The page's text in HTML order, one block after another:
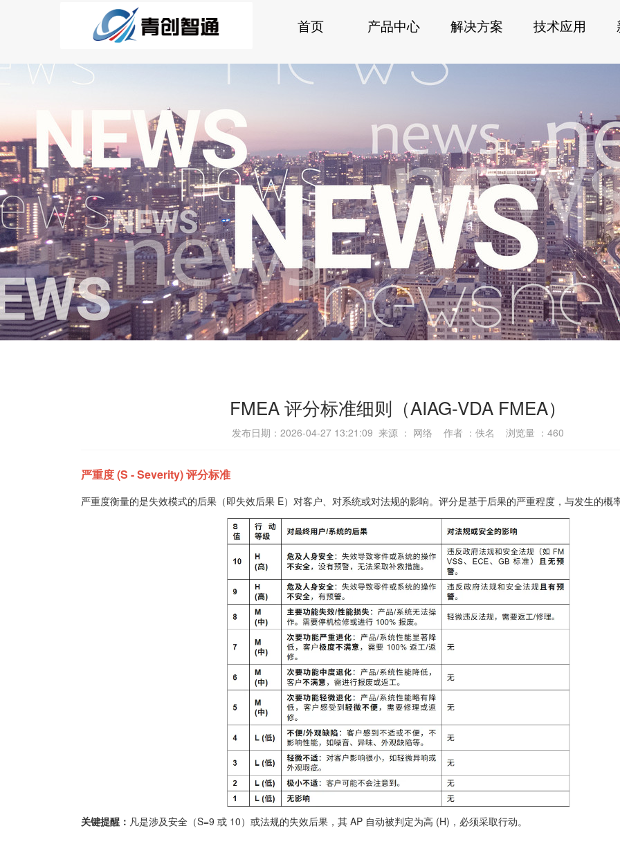
首页 产品中心 解决方案 技术应用
FMEA 评分标准细则（AIAG-VDA FMEA）
发布日期：2026-04-27 13:21:09 来源 ： 网络 作者 ：佚名 浏览量 ： 460
严重度 (S - Severity) 评分标准
严重度衡量的是失效模式的后果（即失效后果 E）对客户、对系统或对法规的影响。评分是基于后果的严重程度，与发生的概
关键提醒： 凡是涉及安全（S=9 或 10）或法规的失效后果，其 AP 自动被判定为高 (H)，必须采取行动。